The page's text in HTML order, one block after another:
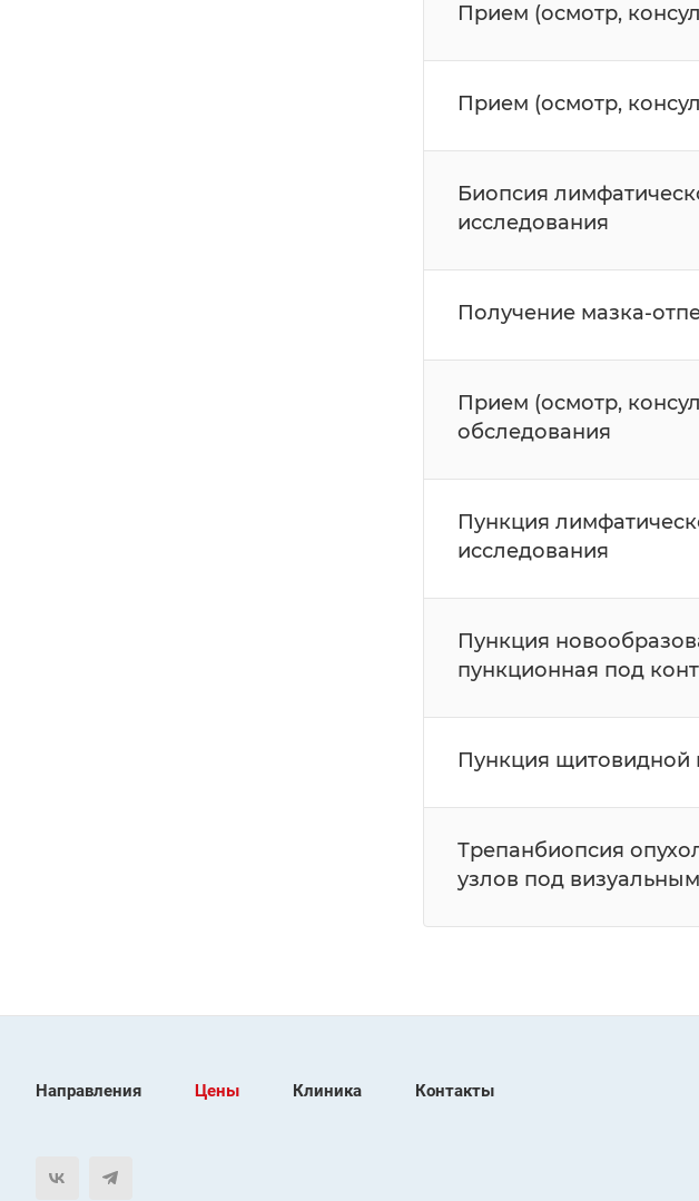
Прием (осмотр,
Прием (осмотр,
Биопсия
исследования
Получение мазка-
Прием (осмотр,
обследования
Пункция
исследования
Пункция
пункционная под
Пункция
Трепанбиопсия
узлов под
Направления Цены Клиника Контакты